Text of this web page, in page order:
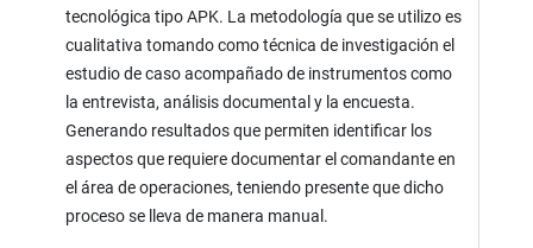
tecnológica tipo APK. La metodología que se utilizo es
cualitativa tomando como técnica de investigación el
estudio de caso acompañado de instrumentos como
la entrevista, análisis documental y la encuesta.
Generando resultados que permiten identificar los
aspectos que requiere documentar el comandante en
el área de operaciones, teniendo presente que dicho
proceso se lleva de manera manual.